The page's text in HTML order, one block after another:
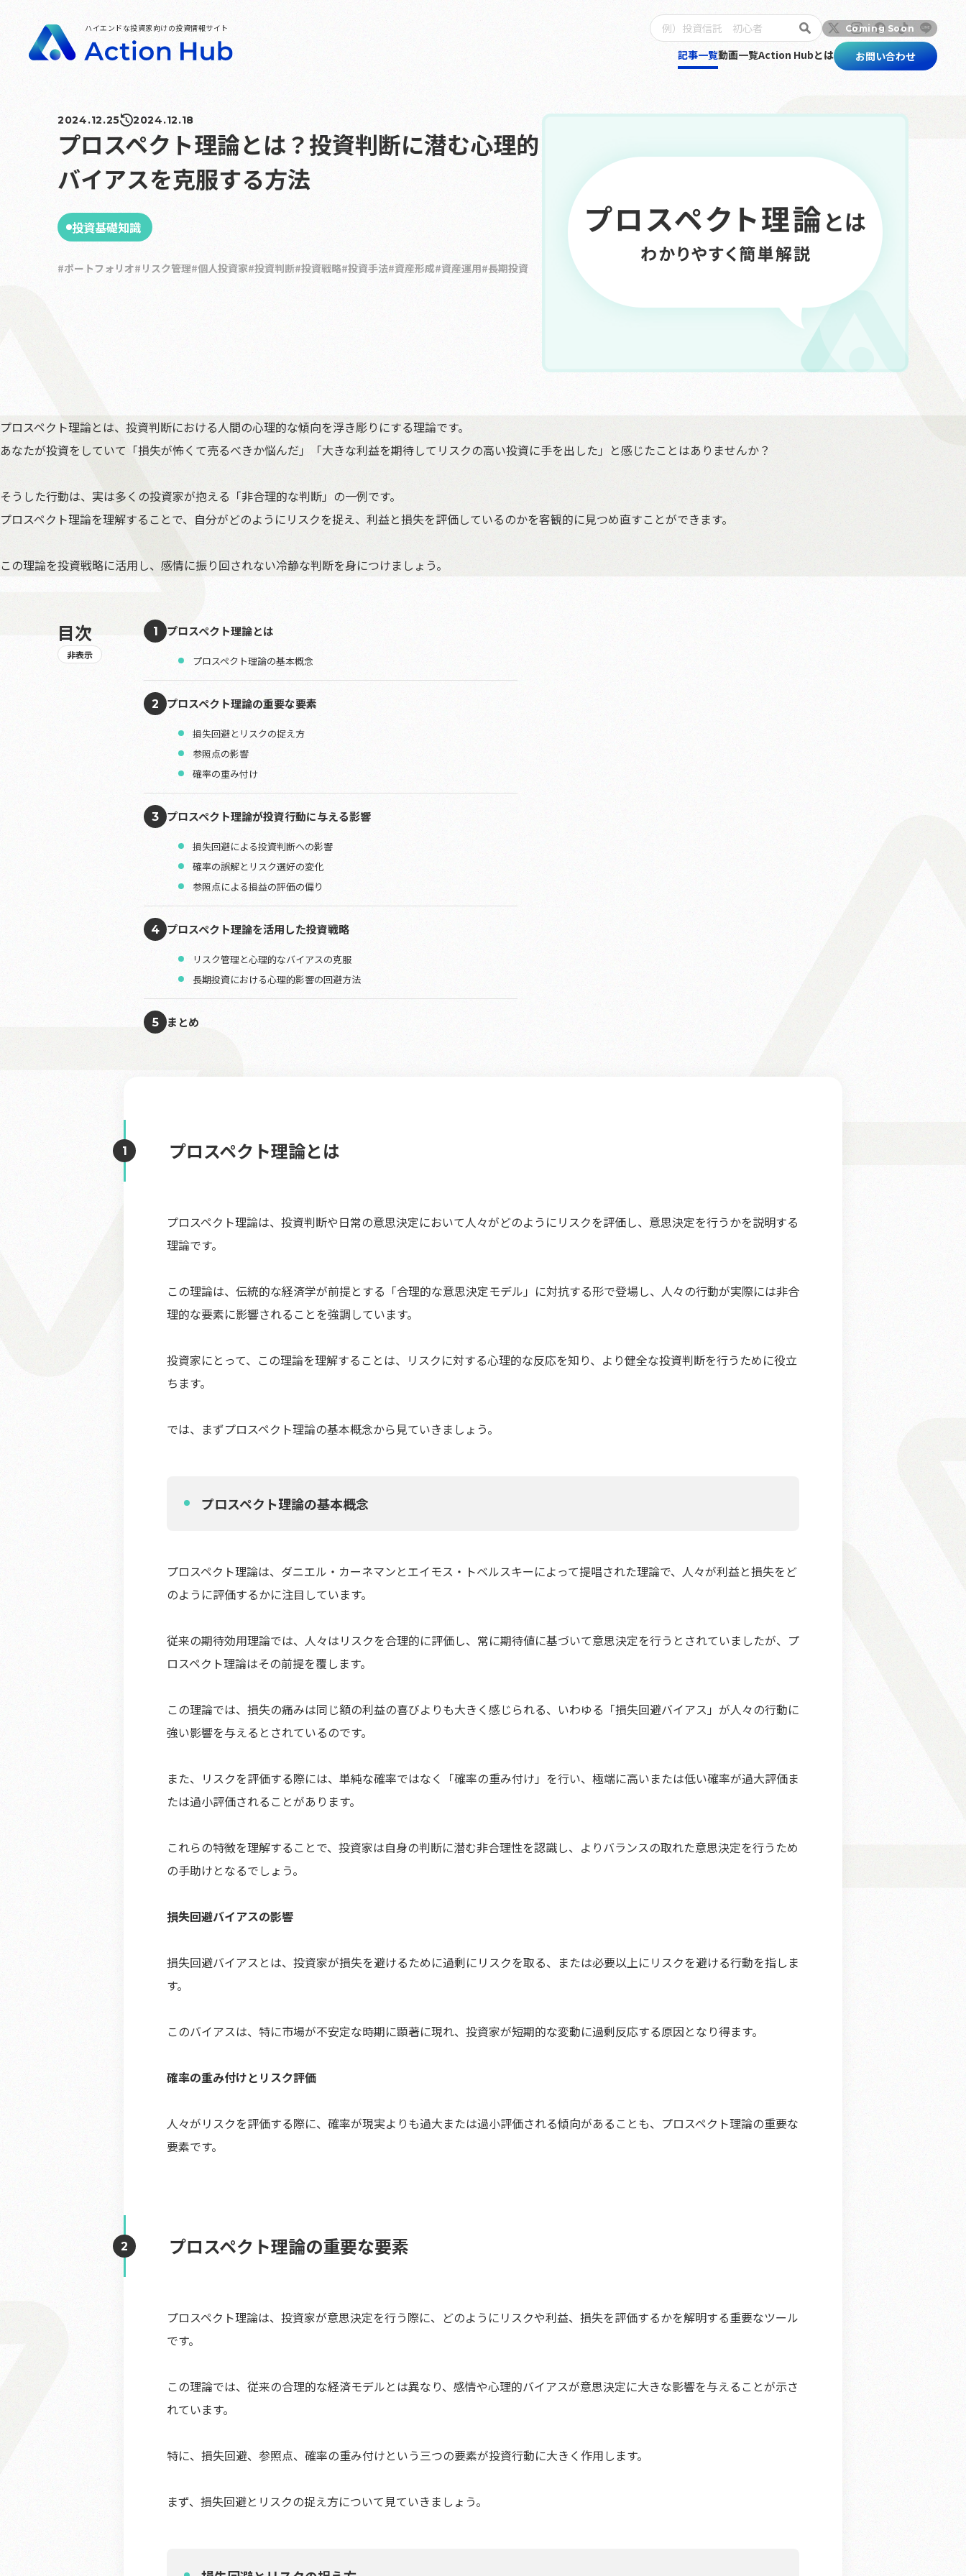
ハイエンドな投資家向けの投資情報サイト
記事一覧動画一覧Action Hubとは お問い合わせ
トップ
動画一覧
Action Hubとは
お問い合わせ
2024.12.25 2024.12.18
プロスペクト理論とは？投資判断に潜む心理的
バイアスを克服する方法
投資基礎知識
ポートフォリオ リスク管理 個人投資家 投資判断 投資戦略 投資手法 資産形成 資産運用 長期投資
プロスペクト理論とは、投資判断における人間の心理的な傾向を浮き彫りにする理論です。
あなたが投資をしていて「損失が怖くて売るべきか悩んだ」「大きな利益を期待してリスクの高い投資に手を出した」と感じたことはありませんか？
そうした行動は、実は多くの投資家が抱える「非合理的な判断」の一例です。
プロスペクト理論を理解することで、自分がどのようにリスクを捉え、利益と損失を評価しているのかを客観的に見つめ直すことができます。
この理論を投資戦略に活用し、感情に振り回されない冷静な判断を身につけましょう。
目次
非表示
1 プロスペクト理論とは
プロスペクト理論の基本概念
2 プロスペクト理論の重要な要素
損失回避とリスクの捉え方
参照点の影響
確率の重み付け
3 プロスペクト理論が投資行動に与える影響
損失回避による投資判断への影響
確率の誤解とリスク選好の変化
参照点による損益の評価の偏り
4 プロスペクト理論を活用した投資戦略
リスク管理と心理的なバイアスの克服
長期投資における心理的影響の回避方法
5 まとめ
プロスペクト理論とは
プロスペクト理論は、投資判断や日常の意思決定において人々がどのようにリスクを評価し、意思決定を行うかを説明する
理論です。
この理論は、伝統的な経済学が前提とする「合理的な意思決定モデル」に対抗する形で登場し、人々の行動が実際には非合
理的な要素に影響されることを強調しています。
投資家にとって、この理論を理解することは、リスクに対する心理的な反応を知り、より健全な投資判断を行うために役立
ちます。
では、まずプロスペクト理論の基本概念から見ていきましょう。
プロスペクト理論の基本概念
プロスペクト理論は、ダニエル・カーネマンとエイモス・トベルスキーによって提唱された理論で、人々が利益と損失をど
のように評価するかに注目しています。
従来の期待効用理論では、人々はリスクを合理的に評価し、常に期待値に基づいて意思決定を行うとされていましたが、プ
ロスペクト理論はその前提を覆します。
この理論では、損失の痛みは同じ額の利益の喜びよりも大きく感じられる、いわゆる「損失回避バイアス」が人々の行動に
強い影響を与えるとされているのです。
また、リスクを評価する際には、単純な確率ではなく「確率の重み付け」を行い、極端に高いまたは低い確率が過大評価ま
たは過小評価されることがあります。
これらの特徴を理解することで、投資家は自身の判断に潜む非合理性を認識し、よりバランスの取れた意思決定を行うため
の手助けとなるでしょう。
損失回避バイアスの影響
損失回避バイアスとは、投資家が損失を避けるために過剰にリスクを取る、または必要以上にリスクを避ける行動を指しま
す。
このバイアスは、特に市場が不安定な時期に顕著に現れ、投資家が短期的な変動に過剰反応する原因となり得ます。
確率の重み付けとリスク評価
人々がリスクを評価する際に、確率が現実よりも過大または過小評価される傾向があることも、プロスペクト理論の重要な
要素です。
プロスペクト理論の重要な要素
プロスペクト理論は、投資家が意思決定を行う際に、どのようにリスクや利益、損失を評価するかを解明する重要なツール
です。
この理論では、従来の合理的な経済モデルとは異なり、感情や心理的バイアスが意思決定に大きな影響を与えることが示さ
れています。
特に、損失回避、参照点、確率の重み付けという三つの要素が投資行動に大きく作用します。
まず、損失回避とリスクの捉え方について見ていきましょう。